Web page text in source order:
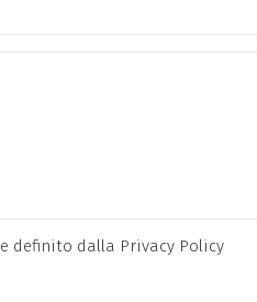
definito dalla Privacy Policy